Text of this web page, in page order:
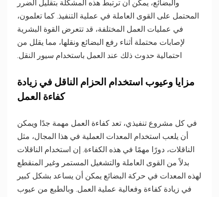
والبضائع، يمكن أن ترتبط هذه المشكلة بتقليل الضرر
المحتمل على القوى العاملة في عملية التنفيذ. كما تعلمون،
في عمليات العمل المختلفة، قد تتعرض القوة البشرية
لإصابات محتملة أثناء رفع البضائع ونقلها، مما يقلل من
احتمالية حدوث ذلك عند العمل باستخدام سيور النقل.
مزايا وعيوب استخدام الحزام الناقل في زيادة
كفاءة العمل
في كل مشروع تنفيذي، تعد كفاءة العمل مهمة جدًا ويمكن
أن يلعب استخدام المعدات العملية في هذا المجال، مثل
الناقلات، دورًا مهمًا في هذه الكفاءة. إن استخدام الناقلات
بدلاً من القوى العاملة والتشغيل المستمر وغير المنقطع
لهذه المعدات في حركة البضائع يمكن أن يساعد بشكل كبير
في زيادة كفاءة وفعالية عملية العمل. وبالطبع من عيوب